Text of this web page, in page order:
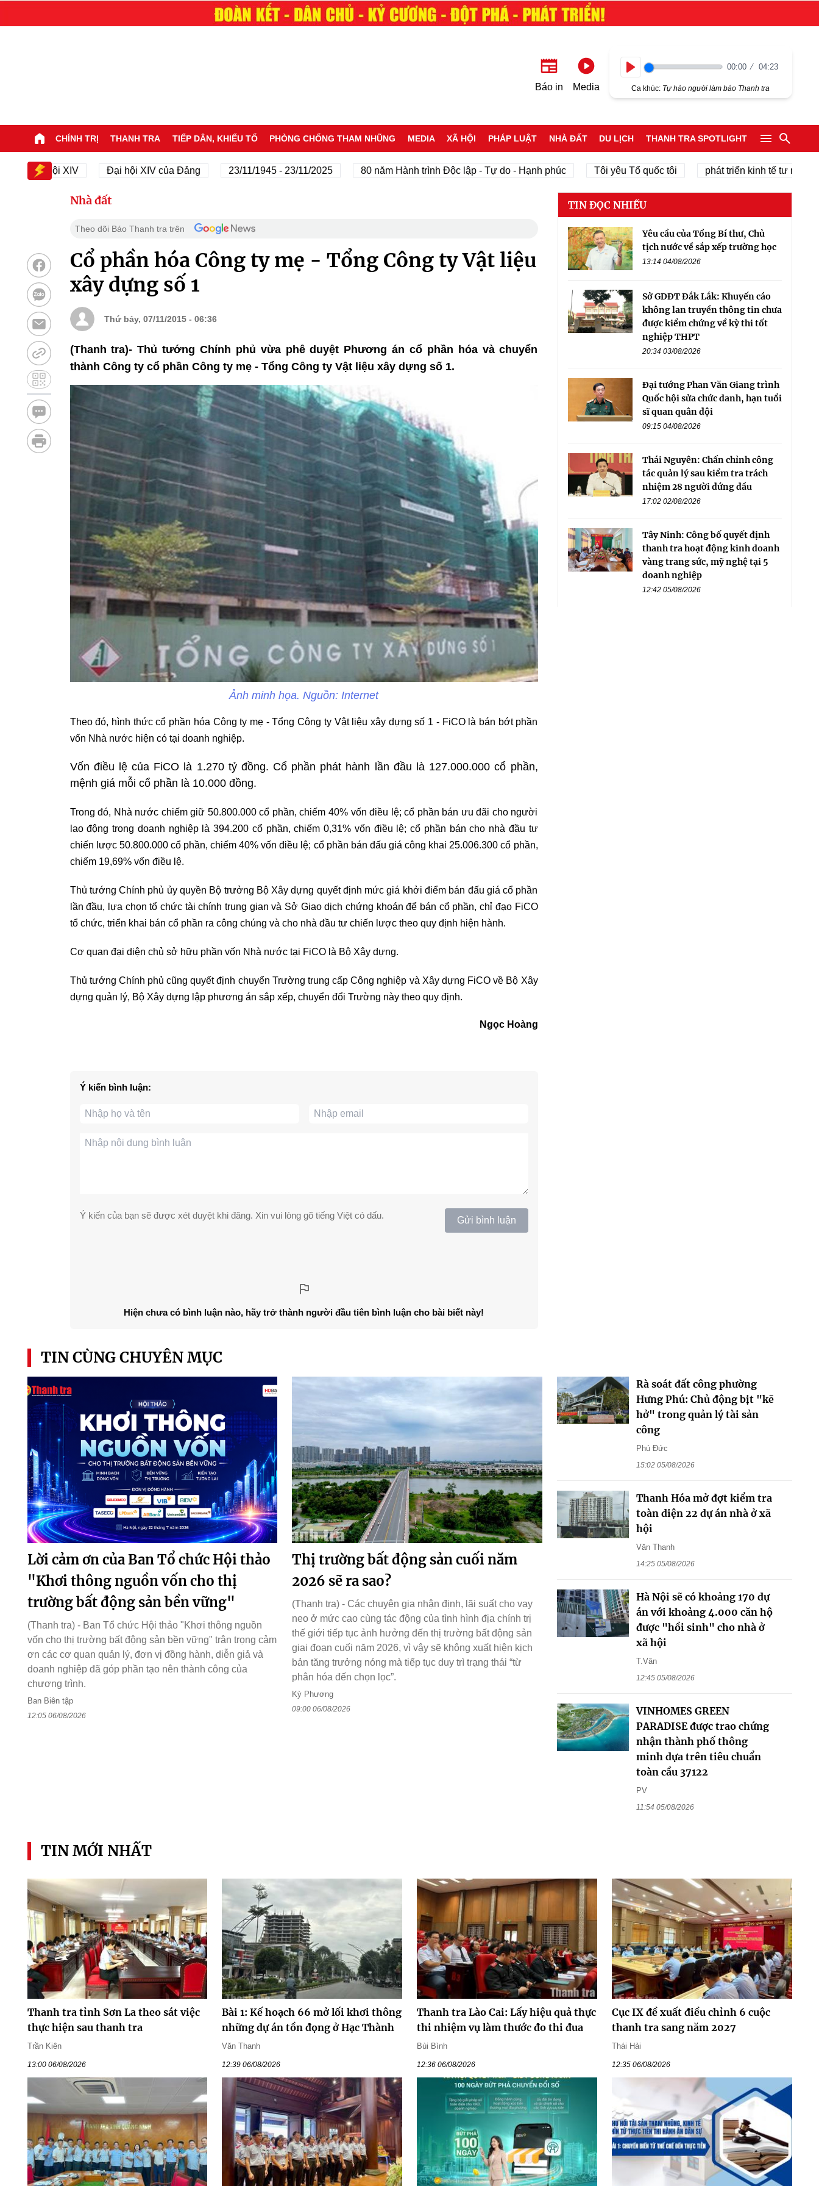
Báo in Media
00:00 04:23
Ca khúc: Tự hào người làm báo Thanh tra
CHÍNH TRỊ THANH TRA TIẾP DÂN, KHIẾU TỐ PHÒNG CHỐNG THAM NHŨNG MEDIA XÃ HỘI PHÁP LUẬT NHÀ ĐẤT DU LỊCH THANH TRA SPOTLIGHT
hội XIV Đại hội XIV của Đảng 23/11/1945 - 23/11/2025 80 năm Hành trình Độc lập - Tự do - Hạnh phúc Tôi yêu Tổ quốc tôi phát triển kinh tế tư nhân
Nhà đất
Theo dõi Báo Thanh tra trên
Cổ phần hóa Công ty mẹ - Tổng Công ty Vật liệu
xây dựng số 1
Thứ bảy, 07/11/2015 - 06:36
(Thanh tra)- Thủ tướng Chính phủ vừa phê duyệt Phương án cổ phần hóa và chuyển
thành Công ty cổ phần Công ty mẹ - Tổng Công ty Vật liệu xây dựng số 1.
Ảnh minh họa. Nguồn: Internet
Theo đó, hình thức cổ phần hóa Công ty mẹ - Tổng Công ty Vật liệu xây dựng số 1 - FiCO là bán bớt phần
vốn Nhà nước hiện có tại doanh nghiệp.
Vốn điều lệ của FiCO là 1.270 tỷ đồng. Cổ phần phát hành lần đầu là 127.000.000 cổ phần,
mệnh giá mỗi cổ phần là 10.000 đồng.
Trong đó, Nhà nước chiếm giữ 50.800.000 cổ phần, chiếm 40% vốn điều lệ; cổ phần bán ưu đãi cho người
lao động trong doanh nghiệp là 394.200 cổ phần, chiếm 0,31% vốn điều lệ; cổ phần bán cho nhà đầu tư
chiến lược 50.800.000 cổ phần, chiếm 40% vốn điều lệ; cổ phần bán đấu giá công khai 25.006.300 cổ phần,
chiếm 19,69% vốn điều lệ.
Thủ tướng Chính phủ ủy quyền Bộ trưởng Bộ Xây dựng quyết định mức giá khởi điểm bán đấu giá cổ phần
lần đầu, lựa chọn tổ chức tài chính trung gian và Sở Giao dịch chứng khoán để bán cổ phần, chỉ đạo FiCO
tổ chức, triển khai bán cổ phần ra công chúng và cho nhà đầu tư chiến lược theo quy định hiện hành.
Cơ quan đại diện chủ sở hữu phần vốn Nhà nước tại FiCO là Bộ Xây dựng.
Thủ tướng Chính phủ cũng quyết định chuyển Trường trung cấp Công nghiệp và Xây dựng FiCO về Bộ Xây
dựng quản lý, Bộ Xây dựng lập phương án sắp xếp, chuyển đổi Trường này theo quy định.
Ngọc Hoàng
Ý kiến bình luận:
Ý kiến của bạn sẽ được xét duyệt khi đăng. Xin vui lòng gõ tiếng Việt có dấu. Gửi bình luận
Hiện chưa có bình luận nào, hãy trở thành người đầu tiên bình luận cho bài biết này!
TIN ĐỌC NHIỀU
Yêu cầu của Tổng Bí thư, Chủ
tịch nước về sắp xếp trường học
13:14 04/08/2026
Sở GDĐT Đắk Lắk: Khuyến cáo
không lan truyền thông tin chưa
được kiểm chứng về kỳ thi tốt
nghiệp THPT
20:34 03/08/2026
Đại tướng Phan Văn Giang trình
Quốc hội sửa chức danh, hạn tuổi
sĩ quan quân đội
09:15 04/08/2026
Thái Nguyên: Chấn chỉnh công
tác quản lý sau kiểm tra trách
nhiệm 28 người đứng đầu
17:02 02/08/2026
Tây Ninh: Công bố quyết định
thanh tra hoạt động kinh doanh
vàng trang sức, mỹ nghệ tại 5
doanh nghiệp
12:42 05/08/2026
TIN CÙNG CHUYÊN MỤC
Lời cảm ơn của Ban Tổ chức Hội thảo
"Khơi thông nguồn vốn cho thị
trường bất động sản bền vững"
(Thanh tra) - Ban Tổ chức Hội thảo "Khơi thông nguồn
vốn cho thị trường bất động sản bền vững" trân trọng cảm
ơn các cơ quan quản lý, đơn vị đồng hành, diễn giả và
doanh nghiệp đã góp phần tạo nên thành công của
chương trình.
Ban Biên tập
12:05 06/08/2026
Thị trường bất động sản cuối năm
2026 sẽ ra sao?
(Thanh tra) - Các chuyên gia nhận định, lãi suất cho vay
neo ở mức cao cùng tác động của tình hình địa chính trị
thế giới tiếp tục ảnh hưởng đến thị trường bất động sản
giai đoạn cuối năm 2026, vì vậy sẽ không xuất hiện kịch
bản tăng trưởng nóng mà tiếp tục duy trì trạng thái “từ
phân hóa đến chọn lọc”.
Kỳ Phương
09:00 06/08/2026
Rà soát đất công phường
Hưng Phú: Chủ động bịt "kẽ
hở" trong quản lý tài sản
công
Phú Đức
15:02 05/08/2026
Thanh Hóa mở đợt kiểm tra
toàn diện 22 dự án nhà ở xã
hội
Văn Thanh
14:25 05/08/2026
Hà Nội sẽ có khoảng 170 dự
án với khoảng 4.000 căn hộ
được "hồi sinh" cho nhà ở
xã hội
T.Vân
12:45 05/08/2026
VINHOMES GREEN
PARADISE được trao chứng
nhận thành phố thông
minh dựa trên tiêu chuẩn
toàn cầu 37122
PV
11:54 05/08/2026
TIN MỚI NHẤT
Thanh tra tỉnh Sơn La theo sát việc
thực hiện sau thanh tra
Trần Kiên
13:00 06/08/2026
Bài 1: Kế hoạch 66 mở lối khơi thông
những dự án tồn đọng ở Hạc Thành
Văn Thanh
12:39 06/08/2026
Thanh tra Lào Cai: Lấy hiệu quả thực
thi nhiệm vụ làm thước đo thi đua
Bùi Bình
12:36 06/08/2026
Cục IX đề xuất điều chỉnh 6 cuộc
thanh tra sang năm 2027
Thái Hải
12:35 06/08/2026